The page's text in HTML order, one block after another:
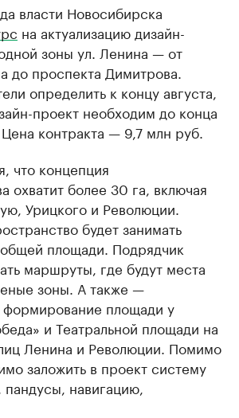
власти Новосибирска
на актуализацию дизайн-
зоны ул. Ленина — от
до проспекта Димитрова.
определить к концу августа,
проект необходим до конца
контракта — 9,7 млн руб.
что концепция
охватит более 30 га, включая
Урицкого и Революции.
будет занимать
площади. Подрядчик
маршруты, где будут места
зоны. А также —
формирование площади у
и Театральной площади на
Ленина и Революции. Помимо
заложить в проект систему
навигацию,